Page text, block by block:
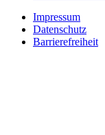
Impressum
Datenschutz
Barrierefreiheit